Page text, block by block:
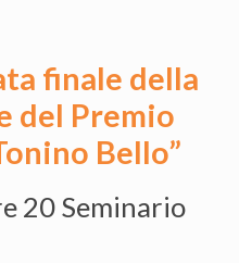
finale della
del Premio
Bello”
20 Seminario